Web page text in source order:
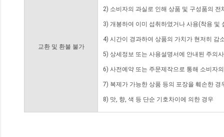
교환 및 환불 불가
2) 소비자의 과실로 인해 상품 및 구성품의
3) 개봉하여 이미 섭취하였거나 사용(착용 및
4) 시간이 경과하여 상품의 가치가 현저히 감
5) 상세정보 또는 사용설명서에 안내된 주의
6) 사전예약 또는 주문제작으로 통해 소비자
7) 복제가 가능한 상품 등의 포장을 훼손한 경
8) 맛, 향, 색 등 단순 기호차이에 의한 경우